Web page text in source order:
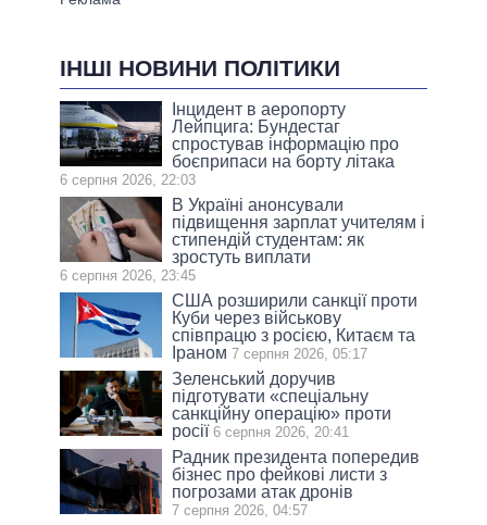
ІНШІ НОВИНИ ПОЛІТИКИ
Інцидент в аеропорту
Лейпцига: Бундестаг
спростував інформацію про
боєприпаси на борту літака
6 серпня 2026, 22:03
В Україні анонсували
підвищення зарплат учителям і
стипендій студентам: як
зростуть виплати
6 серпня 2026, 23:45
США розширили санкції проти
Куби через військову
співпрацю з росією, Китаєм та
Іраном 7 серпня 2026, 05:17
Зеленський доручив
підготувати «спеціальну
санкційну операцію» проти
росії 6 серпня 2026, 20:41
Радник президента попередив
бізнес про фейкові листи з
погрозами атак дронів
7 серпня 2026, 04:57